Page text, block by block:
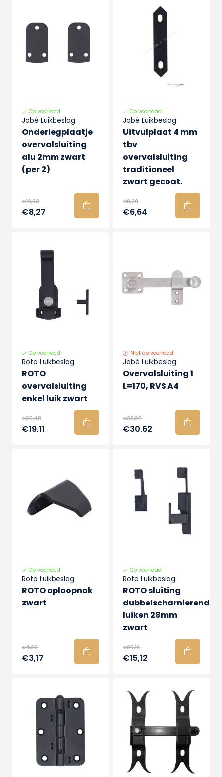
Op voorraad
Jobé Luikbeslag
Onderlegplaatje
overvalsluiting
alu 2mm zwart
(per 2)
€10,33
€8,27
Op voorraad
Jobé Luikbeslag
Uitvulplaat 4 mm
tbv
overvalsluiting
traditioneel
zwart gecoat.
€8,30
€6,64
Op voorraad
Roto Luikbeslag
ROTO
overvalsluiting
enkel luik zwart
€25,48
€19,11
Niet op voorraad
Jobé Luikbeslag
Overvalsluiting 1
L=170, RVS A4
€38,27
€30,62
Op voorraad
Roto Luikbeslag
ROTO oploopnok
zwart
€4,22
€3,17
Op voorraad
Roto Luikbeslag
ROTO sluiting
dubbelscharnierende
luiken 28mm
zwart
€20,16
€15,12